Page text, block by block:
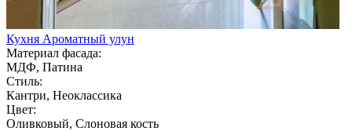
Кухня Ароматный улун
Материал фасада:
МДФ, Патина
Стиль:
Кантри, Неоклассика
Цвет:
Оливковый, Слоновая кость